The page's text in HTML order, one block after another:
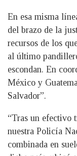
En esa misma
del brazo de la
recursos de los
al último
escondan. En
México y
Salvador”.
“Tras un efectivo
nuestra Policía
combinada en